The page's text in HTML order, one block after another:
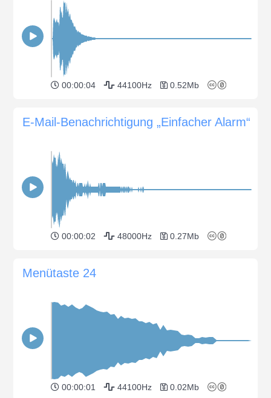
00:00:04 44100Hz 0.52Mb
E-Mail-Benachrichtigung „Einfacher Alarm“
00:00:02 48000Hz 0.27Mb
Menütaste 24
00:00:01 44100Hz 0.02Mb